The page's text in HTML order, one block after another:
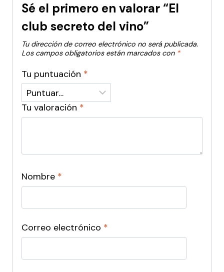
Sé el primero en valorar “El
club secreto del vino”
Tu dirección de correo electrónico no será publicada.
Los campos obligatorios están marcados con *
Tu puntuación *
Tu valoración *
Nombre *
Correo electrónico *